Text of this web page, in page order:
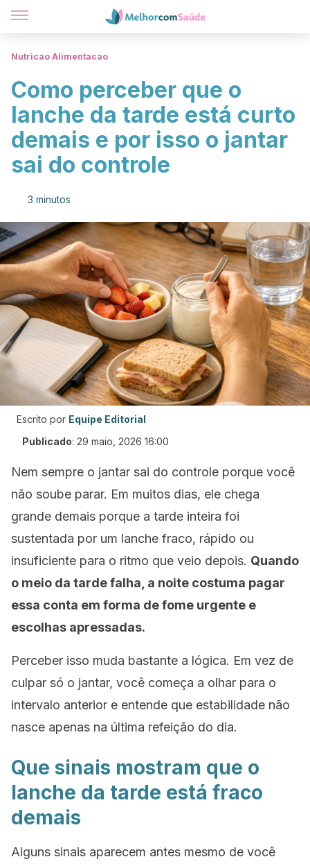
Nutricao Alimentacao
Como perceber que o
lanche da tarde está curto
demais e por isso o jantar
sai do controle
3 minutos
Escrito por Equipe Editorial
Publicado: 29 maio, 2026 16:00
Nem sempre o jantar sai do controle porque você
não soube parar. Em muitos dias, ele chega
grande demais porque a tarde inteira foi
sustentada por um lanche fraco, rápido ou
insuficiente para o ritmo que veio depois. Quando
o meio da tarde falha, a noite costuma pagar
essa conta em forma de fome urgente e
escolhas apressadas.
Perceber isso muda bastante a lógica. Em vez de
culpar só o jantar, você começa a olhar para o
intervalo anterior e entende que estabilidade não
nasce apenas na última refeição do dia.
Que sinais mostram que o
lanche da tarde está fraco
demais
Alguns sinais aparecem antes mesmo de você